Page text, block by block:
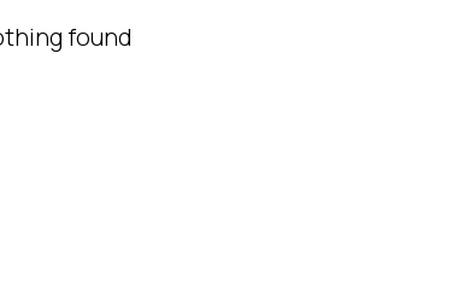
found